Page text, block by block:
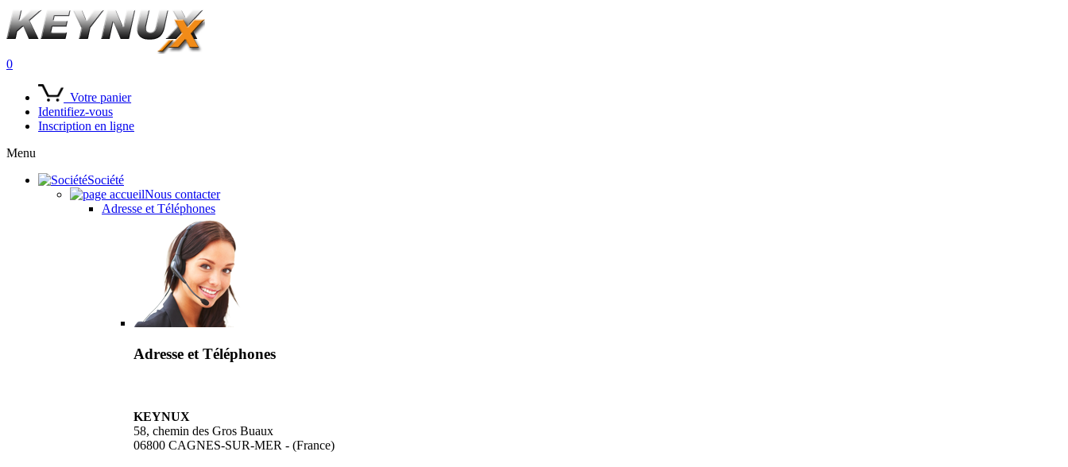
0
Votre panier
Identifiez-vous
Inscription en ligne
Menu
Société
Nous contacter
Adresse et Téléphones
Adresse et Téléphones
KEYNUX
58, chemin des Gros Buaux
06800 CAGNES-SUR-MER - (France)